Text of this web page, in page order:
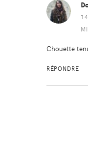
Chouette
RÉPONDRE